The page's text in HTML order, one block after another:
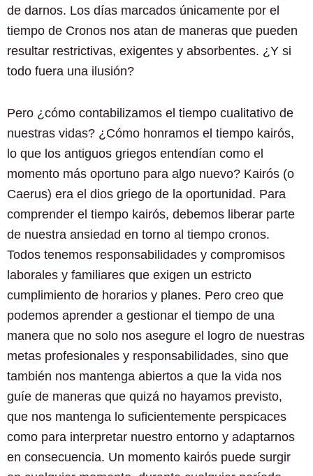
de darnos. Los días marcados únicamente por el
tiempo de Cronos nos atan de maneras que pueden
resultar restrictivas, exigentes y absorbentes. ¿Y si
todo fuera una ilusión?
Pero ¿cómo contabilizamos el tiempo cualitativo de
nuestras vidas? ¿Cómo honramos el tiempo kairós,
lo que los antiguos griegos entendían como el
momento más oportuno para algo nuevo? Kairós (o
Caerus) era el dios griego de la oportunidad. Para
comprender el tiempo kairós, debemos liberar parte
de nuestra ansiedad en torno al tiempo cronos.
Todos tenemos responsabilidades y compromisos
laborales y familiares que exigen un estricto
cumplimiento de horarios y planes. Pero creo que
podemos aprender a gestionar el tiempo de una
manera que no solo nos asegure el logro de nuestras
metas profesionales y responsabilidades, sino que
también nos mantenga abiertos a que la vida nos
guíe de maneras que quizá no hayamos previsto,
que nos mantenga lo suficientemente perspicaces
como para interpretar nuestro entorno y adaptarnos
en consecuencia. Un momento kairós puede surgir